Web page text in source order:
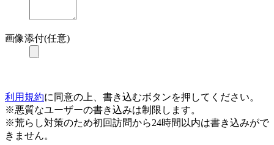
画像添付(任意)
利用規約に同意の上、書き込むボタンを押してください。
※悪質なユーザーの書き込みは制限します。
※荒らし対策のため初回訪問から24時間以内は書き込みがで
きません。